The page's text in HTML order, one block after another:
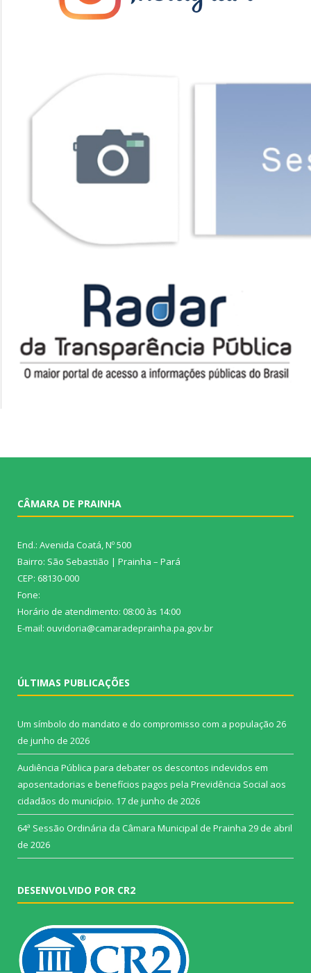
CÂMARA DE PRAINHA
End.: Avenida Coatá, Nº 500
Bairro: São Sebastião | Prainha – Pará
CEP: 68130-000
Fone:
Horário de atendimento: 08:00 às 14:00
E-mail: ouvidoria@camaradeprainha.pa.gov.br
ÚLTIMAS PUBLICAÇÕES
Um símbolo do mandato e do compromisso com a população 26
de junho de 2026
Audiência Pública para debater os descontos indevidos em
aposentadorias e benefícios pagos pela Previdência Social aos
cidadãos do município. 17 de junho de 2026
64ª Sessão Ordinária da Câmara Municipal de Prainha 29 de abril
de 2026
DESENVOLVIDO POR CR2